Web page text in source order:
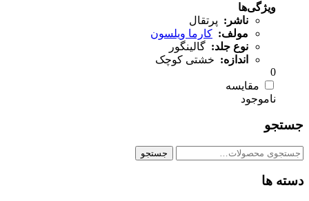
ویژگی‌ها
ناشر: پرتقال
مولف: کارما ویلسون
نوع جلد: گالینگور
اندازه: خشتی کوچک
0
مقایسه
جستجو
جستجو
جستجو
دسته ها